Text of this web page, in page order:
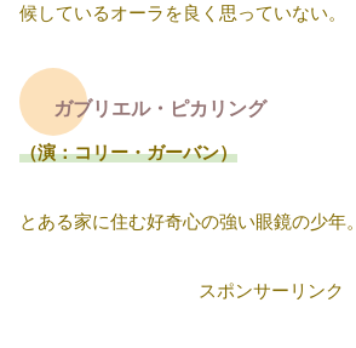
候しているオーラを良く思っていない。
ガブリエル・ピカリング
（演：コリー・ガーバン）
とある家に住む好奇心の強い眼鏡の少年。
スポンサーリンク